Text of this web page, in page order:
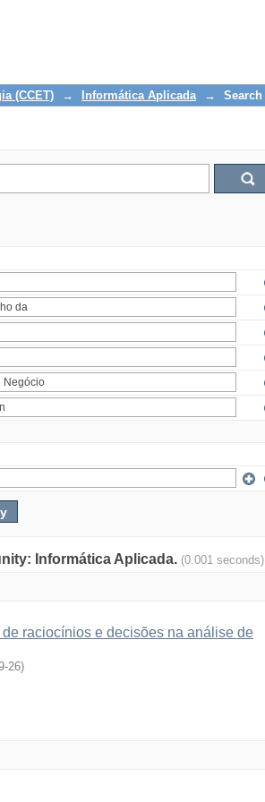
(CCET) → Informática Aplicada → Search
Informática Aplicada. (0.001 seconds)
raciocínios e decisões na análise de
26)